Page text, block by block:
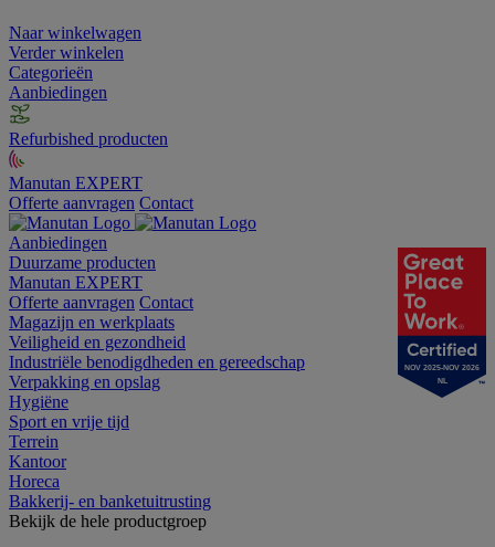
Naar winkelwagen
Verder winkelen
Categorieën
Aanbiedingen
Refurbished producten
Manutan EXPERT
Offerte aanvragen Contact
Aanbiedingen
Duurzame producten
Manutan EXPERT
Offerte aanvragen Contact
Magazijn en werkplaats
Veiligheid en gezondheid
Industriële benodigdheden en gereedschap
Verpakking en opslag
Hygiëne
Sport en vrije tijd
Terrein
Kantoor
Horeca
Bakkerij- en banketuitrusting
Bekijk de hele productgroep
NOV 2025-NOV 2026
NL